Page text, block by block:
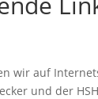
wir auf
und der